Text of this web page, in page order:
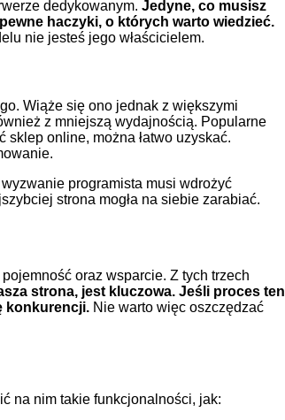
dedykowanym. Jedyne, co musisz
haczyki, o których warto wiedzieć.
nie jesteś jego właścicielem.
Wiąże się ono jednak z większymi
z mniejszą wydajnością. Popularne
online, można łatwo uzyskać.
programista musi wdrożyć
strona mogła na siebie zarabiać.
oraz wsparcie. Z tych trzech
strona, jest kluczowa. Jeśli proces ten
konkurencji. Nie warto więc oszczędzać
na nim takie funkcjonalności, jak: